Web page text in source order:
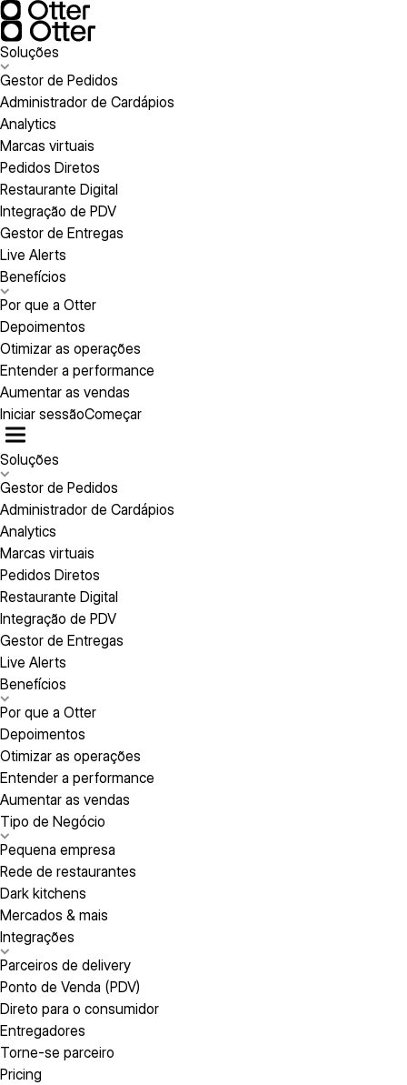
Soluções
Gestor de Pedidos
Administrador de Cardápios
Analytics
Marcas virtuais
Pedidos Diretos
Restaurante Digital
Integração de PDV
Gestor de Entregas
Live Alerts
Benefícios
Por que a Otter
Depoimentos
Otimizar as operações
Entender a performance
Aumentar as vendas
Iniciar sessãoComeçar
Soluções
Gestor de Pedidos
Administrador de Cardápios
Analytics
Marcas virtuais
Pedidos Diretos
Restaurante Digital
Integração de PDV
Gestor de Entregas
Live Alerts
Benefícios
Por que a Otter
Depoimentos
Otimizar as operações
Entender a performance
Aumentar as vendas
Tipo de Negócio
Pequena empresa
Rede de restaurantes
Dark kitchens
Mercados & mais
Integrações
Parceiros de delivery
Ponto de Venda (PDV)
Direto para o consumidor
Entregadores
Torne-se parceiro
Pricing